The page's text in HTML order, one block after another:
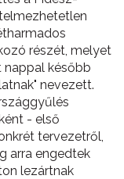
részét, melyet
nappal később
nevezett.
- első
tervezetről,
arra engedtek
lezártnak